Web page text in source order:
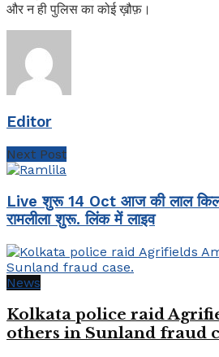
और न ही पुलिस का कोई ख़ौफ़।
Editor
Next Post
Live शुरू 14 Oct आज की लाल
रामलीला शुरू. लिंक में लाइव
News
Kolkata police raid
others in Sunland fraud